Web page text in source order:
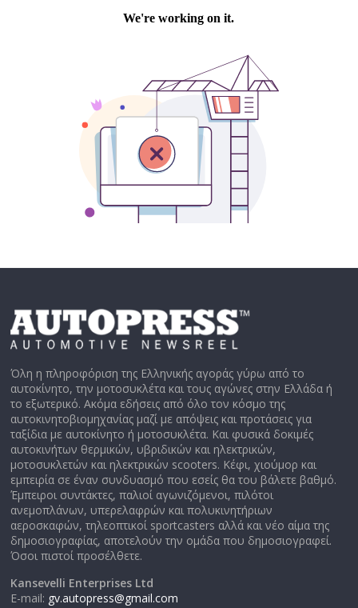
Όλη η πληροφόριση της Ελληνικής αγοράς γύρω από το
αυτοκίνητο, την μοτοσυκλέτα και τους αγώνες στην Ελλάδα ή
το εξωτερικό. Ακόμα εδήσεις από όλο τον κόσμο της
αυτοκινητοβιομηχανίας μαζί με απόψεις και προτάσεις για
ταξίδια με αυτοκίνητο ή μοτοσυκλέτα. Και φυσικά δοκιμές
αυτοκινήτων θερμικών, υβριδικών και ηλεκτρικών,
μοτοσυκλετών και ηλεκτρικών scooters. Κέφι, χιούμορ και
εμπειρία σε έναν συνδυασμό που εσείς θα του βάλετε βαθμό.
Έμπειροι συντάκτες, παλιοί αγωνιζόμενοι, πιλότοι
ανεμοπλάνων, υπερελαφρών και πολυκινητήριων
αεροσκαφών, τηλεοπτικοί sportcasters αλλά και νέο αίμα της
δημοσιογραφίας, αποτελούν την ομάδα που δημοσιογραφεί.
Όσοι πιστοί προσέλθετε.
Kansevelli Enterprises Ltd
E-mail: gv.autopress@gmail.com